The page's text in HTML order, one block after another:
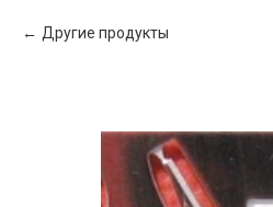
Другие продукты